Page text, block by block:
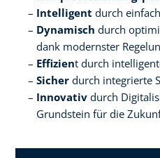
Intelligent durch
Dynamisch durch
dank modernster
Effizient durch
Sicher durch integrierte
Innovativ durch
Grundstein für die